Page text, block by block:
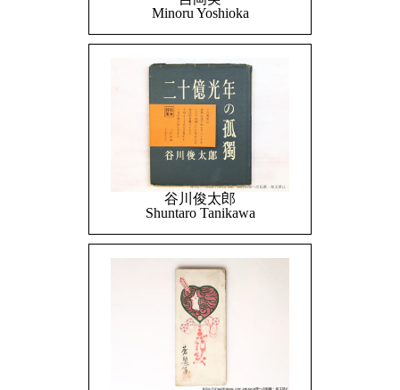
Minoru Yoshioka
谷川俊太郎
Shuntaro Tanikawa